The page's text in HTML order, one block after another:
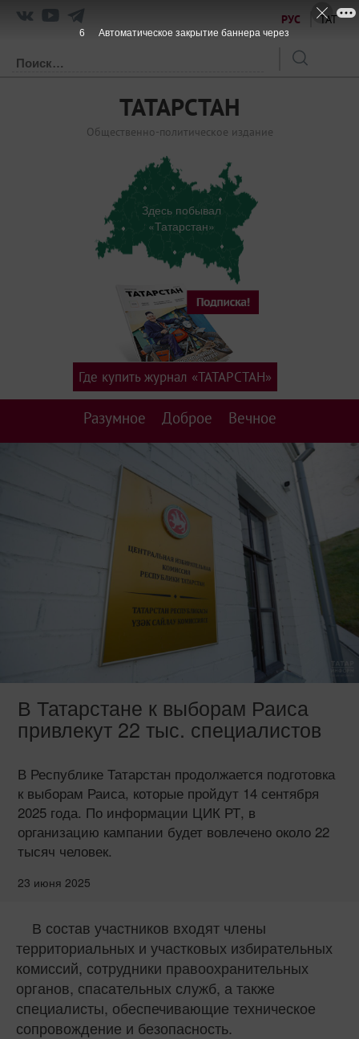
РУС ТАТ
ТАТАРСТАН
Общественно-политическое издание
Здесь побывал
«Татарстан»
Разумное Доброе Вечное
Где купить журнал «ТАТАРСТАН»
В Татарстане к выборам Раиса
привлекут 22 тыс. специалистов
В Республике Татарстан продолжается подготовка
к выборам Раиса, которые пройдут 14 сентября
2025 года. По информации ЦИК РТ, в
организацию кампании будет вовлечено около 22
тысяч человек.
23 июня 2025
В состав участников входят члены
территориальных и участковых избирательных
комиссий, сотрудники правоохранительных
органов, спасательных служб, а также
специалисты, обеспечивающие техническое
сопровождение и безопасность.
6 Автоматическое закрытие баннера через